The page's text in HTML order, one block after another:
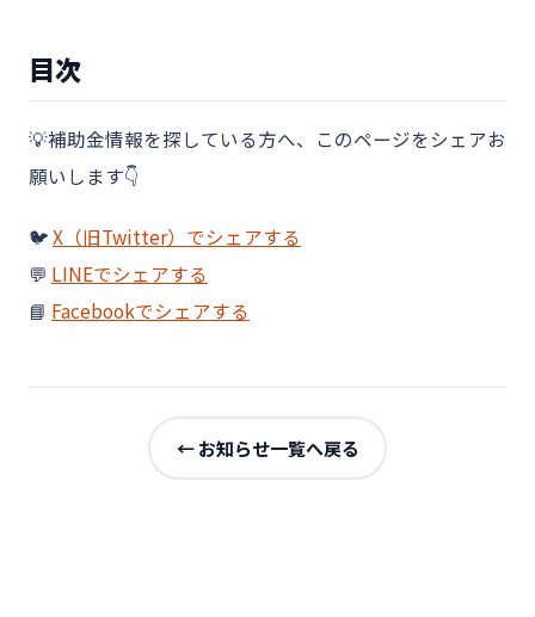
目次
💡補助金情報を探している方へ、このページをシェアお
願いします👇
🐦X（旧Twitter）でシェアする
💬 LINEでシェアする
📘 Facebookでシェアする
← お知らせ一覧へ戻る